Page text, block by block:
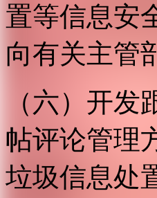
置等信息安
向有关主管
（六）开
帖评论管理
垃圾信息处